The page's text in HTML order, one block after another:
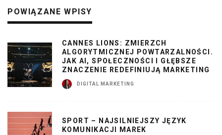
POWIĄZANE WPISY
CANNES LIONS: ZMIERZCH
ALGORYTMICZNEJ POWTARZALNOŚCI.
JAK AI, SPOŁECZNOŚCI I GŁĘBSZE
ZNACZENIE REDEFINIUJĄ MARKETING
DIGITAL MARKETING
SPORT – NAJSILNIEJSZY JĘZYK
KOMUNIKACJI MAREK